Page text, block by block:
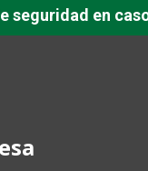
seguridad en